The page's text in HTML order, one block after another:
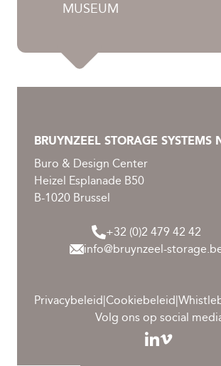
MUSEUM
BRUYNZEEL STORAGE SYSTEMS
Buro & Design Center
Heizel Esplanade B50
B-1020 Brussel
+32 (0)2 479 42 42
info@bruynzeel-
Privacybeleid|Cookiebeleid|
Volg ons op social